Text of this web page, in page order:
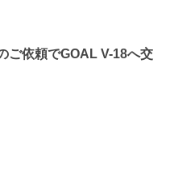
ご依頼でGOAL V-18へ交